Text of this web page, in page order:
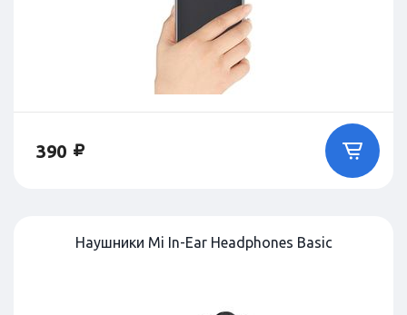
390
Наушники Mi In-Ear Headphones Basic